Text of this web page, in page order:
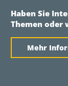
Haben Sie
Themen oder
Mehr